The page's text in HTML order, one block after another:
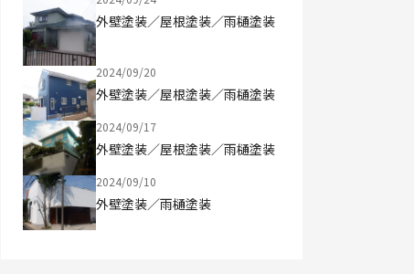
外壁塗装／屋根塗装／雨樋塗装
2024/09/20
外壁塗装／屋根塗装／雨樋塗装
2024/09/17
外壁塗装／屋根塗装／雨樋塗装
2024/09/10
外壁塗装／雨樋塗装